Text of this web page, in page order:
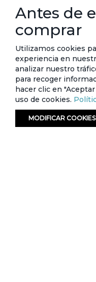
Disney - Spray Desenredante
Tarjeta de crédito Crédito
Antes de
comprar
Utilizamos cookies
experiencia en
analizar nuestro
para recoger
hacer clic en
uso de cookies.
MODIFICAR COOKIES